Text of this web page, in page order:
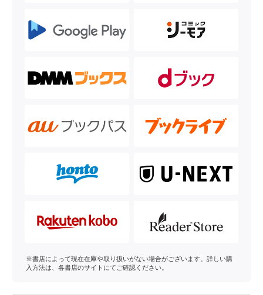
※書店によって現在在庫や取り扱いがない場合がございます。詳しい購
入方法は、各書店のサイトにてご確認ください。